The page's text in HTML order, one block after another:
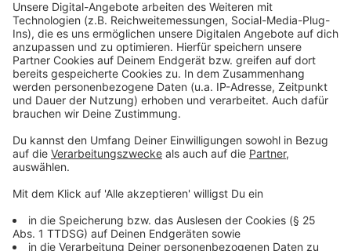
Erste Großtestungen gab es im Mai
Anzeige
aufgrund eines Infektionsgeschehens in einem
Schlachthof im Kreis Coesfeld zusammen mit dem
Rahmen der Aktion wurden seinerzeit von insgesamt
781 Personen Proben genommen. 34 davon (das
waren 4 Prozent der Tests) erwiesen sich dann als